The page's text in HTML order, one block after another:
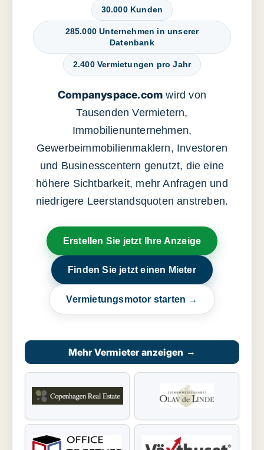
30.000 Kunden
285.000 Unternehmen in unserer
Datenbank
2.400 Vermietungen pro Jahr
Companyspace.com wird von
Tausenden Vermietern,
Immobilienunternehmen,
Gewerbeimmobilienmaklern, Investoren
und Businesscentern genutzt, die eine
höhere Sichtbarkeit, mehr Anfragen und
niedrigere Leerstandsquoten anstreben.
Erstellen Sie jetzt Ihre Anzeige
Finden Sie jetzt einen Mieter
Vermietungsmotor starten →
Mehr Vermieter anzeigen →